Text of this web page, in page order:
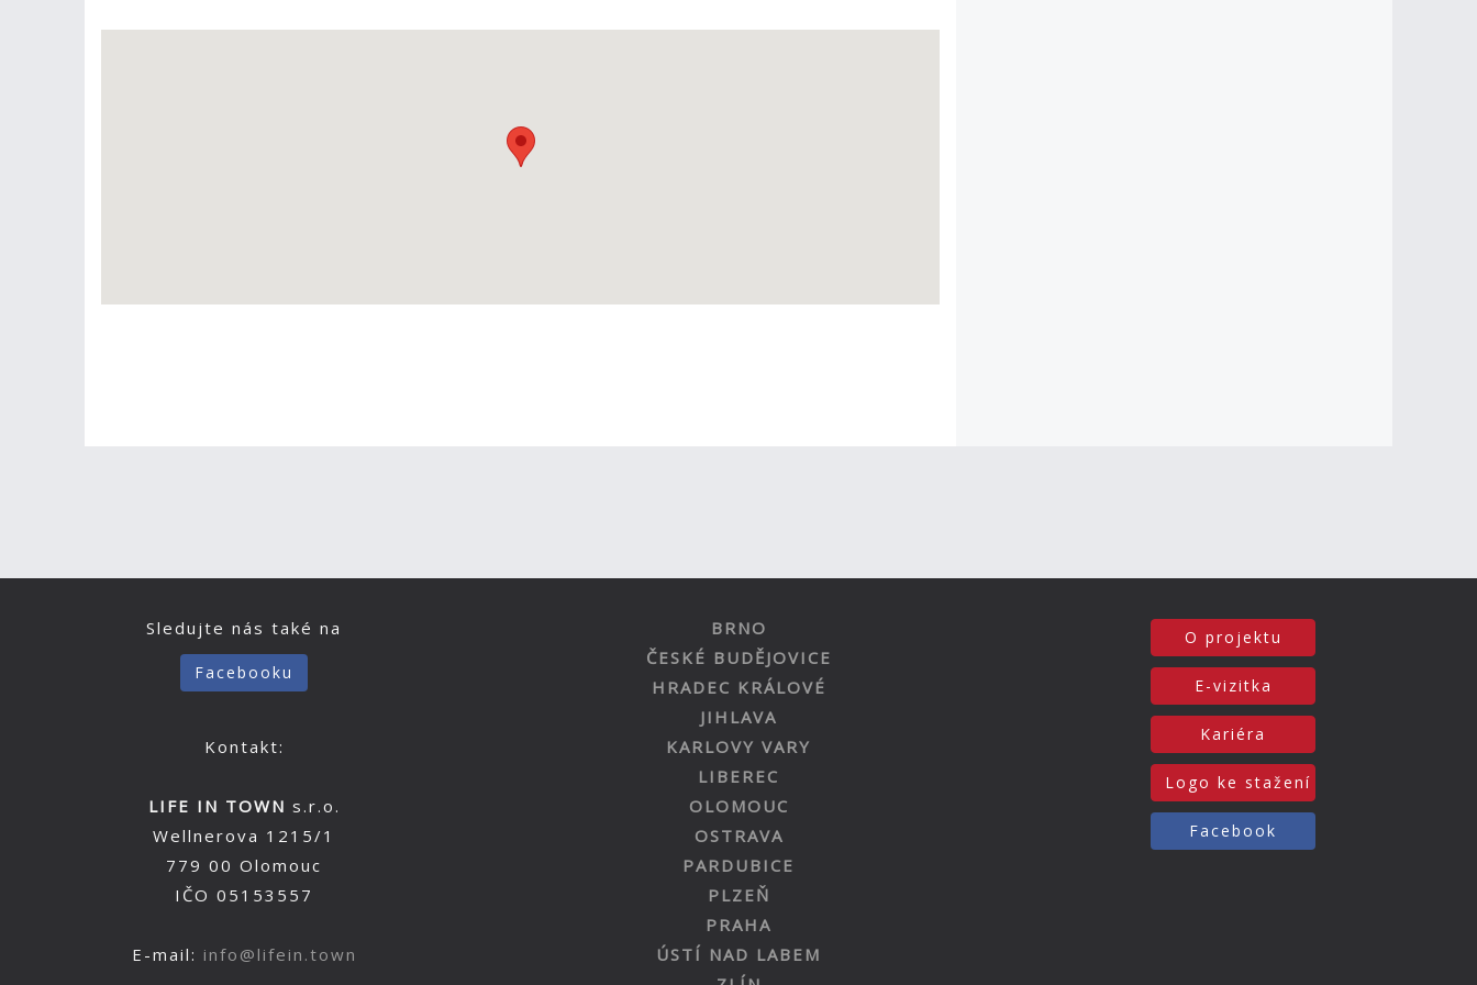
Sledujte nás také na
Facebooku
Kontakt:
LIFE IN TOWN s.r.o.
Wellnerova 1215/1
779 00 Olomouc
IČO 05153557
E-mail: info@lifein.town
BRNO
ČESKÉ BUDĚJOVICE
HRADEC KRÁLOVÉ
JIHLAVA
KARLOVY VARY
LIBEREC
OLOMOUC
OSTRAVA
PARDUBICE
PLZEŇ
PRAHA
ÚSTÍ NAD LABEM
O projektu
E-vizitka
Kariéra
Logo ke stažení
Facebook